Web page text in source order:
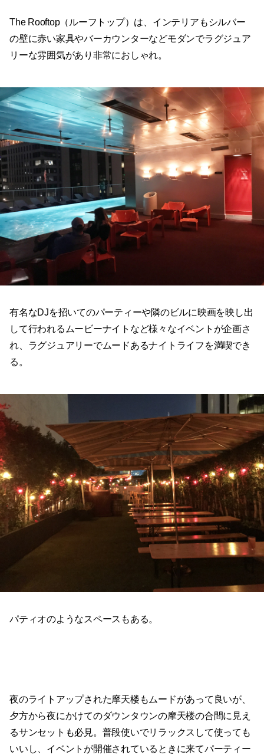
The Rooftop（ルーフトップ）は、インテリアもシルバー
の壁に赤い家具やバーカウンターなどモダンでラグジュア
リーな雰囲気があり非常におしゃれ。
有名なDJを招いてのパーティーや隣のビルに映画を映し出
して行われるムービーナイトなど様々なイベントが企画さ
れ、ラグジュアリーでムードあるナイトライフを満喫でき
る。
パティオのようなスペースもある。
夜のライトアップされた摩天楼もムードがあって良いが、
夕方から夜にかけてのダウンタウンの摩天楼の合間に見え
るサンセットも必見。普段使いでリラックスして使っても
いいし、イベントが開催されているときに来てパーティー